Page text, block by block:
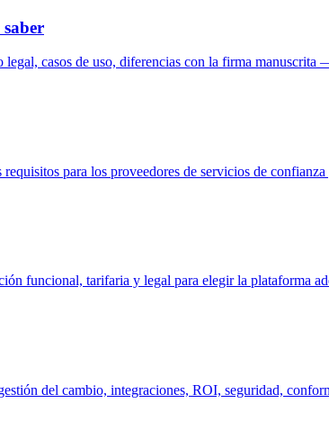
casos de uso, diferencias con la firma manuscrita
para los proveedores de servicios de confianza
funcional, tarifaria y legal para elegir la plataforma
del cambio, integraciones, ROI, seguridad,